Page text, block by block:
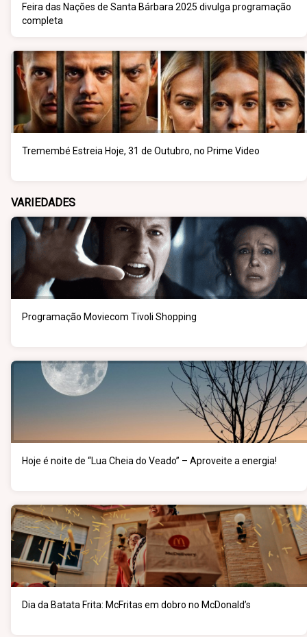
Feira das Nações de Santa Bárbara 2025 divulga programação
completa
Tremembé Estreia Hoje, 31 de Outubro, no Prime Video
VARIEDADES
Programação Moviecom Tivoli Shopping
Hoje é noite de “Lua Cheia do Veado” – Aproveite a energia!
Dia da Batata Frita: McFritas em dobro no McDonald’s